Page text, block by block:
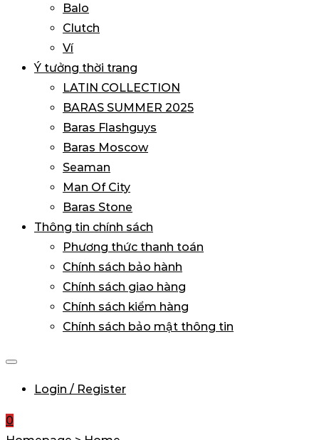
Balo
Clutch
Ví
Ý tưởng thời trang
LATIN COLLECTION
BARAS SUMMER 2025
Baras Flashguys
Baras Moscow
Seaman
Man Of City
Baras Stone
Thông tin chính sách
Phương thức thanh toán
Chính sách bảo hành
Chính sách giao hàng
Chính sách kiểm hàng
Chính sách bảo mật thông tin
Login / Register
0